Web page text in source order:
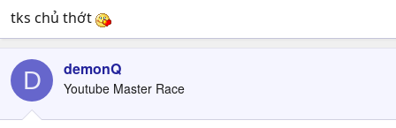
tks chủ thớt
D demonQ
Youtube Master Race